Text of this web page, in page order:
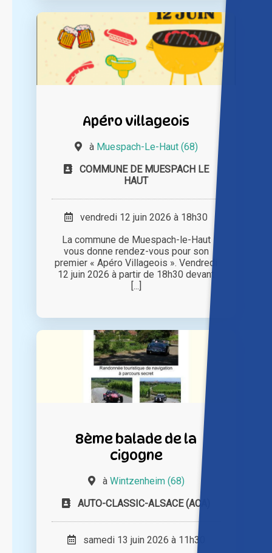
Apéro villageois
à Muespach-Le-Haut (68)
COMMUNE DE MUESPACH LE
HAUT
vendredi 12 juin 2026 à 18h30
La commune de Muespach-le-Haut
vous donne rendez-vous pour son
premier « Apéro Villageois ». Vendredi
12 juin 2026 à partir de 18h30 devant
[...]
8ème balade de la
cigogne
à Wintzenheim (68)
AUTO-CLASSIC-ALSACE (ACA)
samedi 13 juin 2026 à 11h30